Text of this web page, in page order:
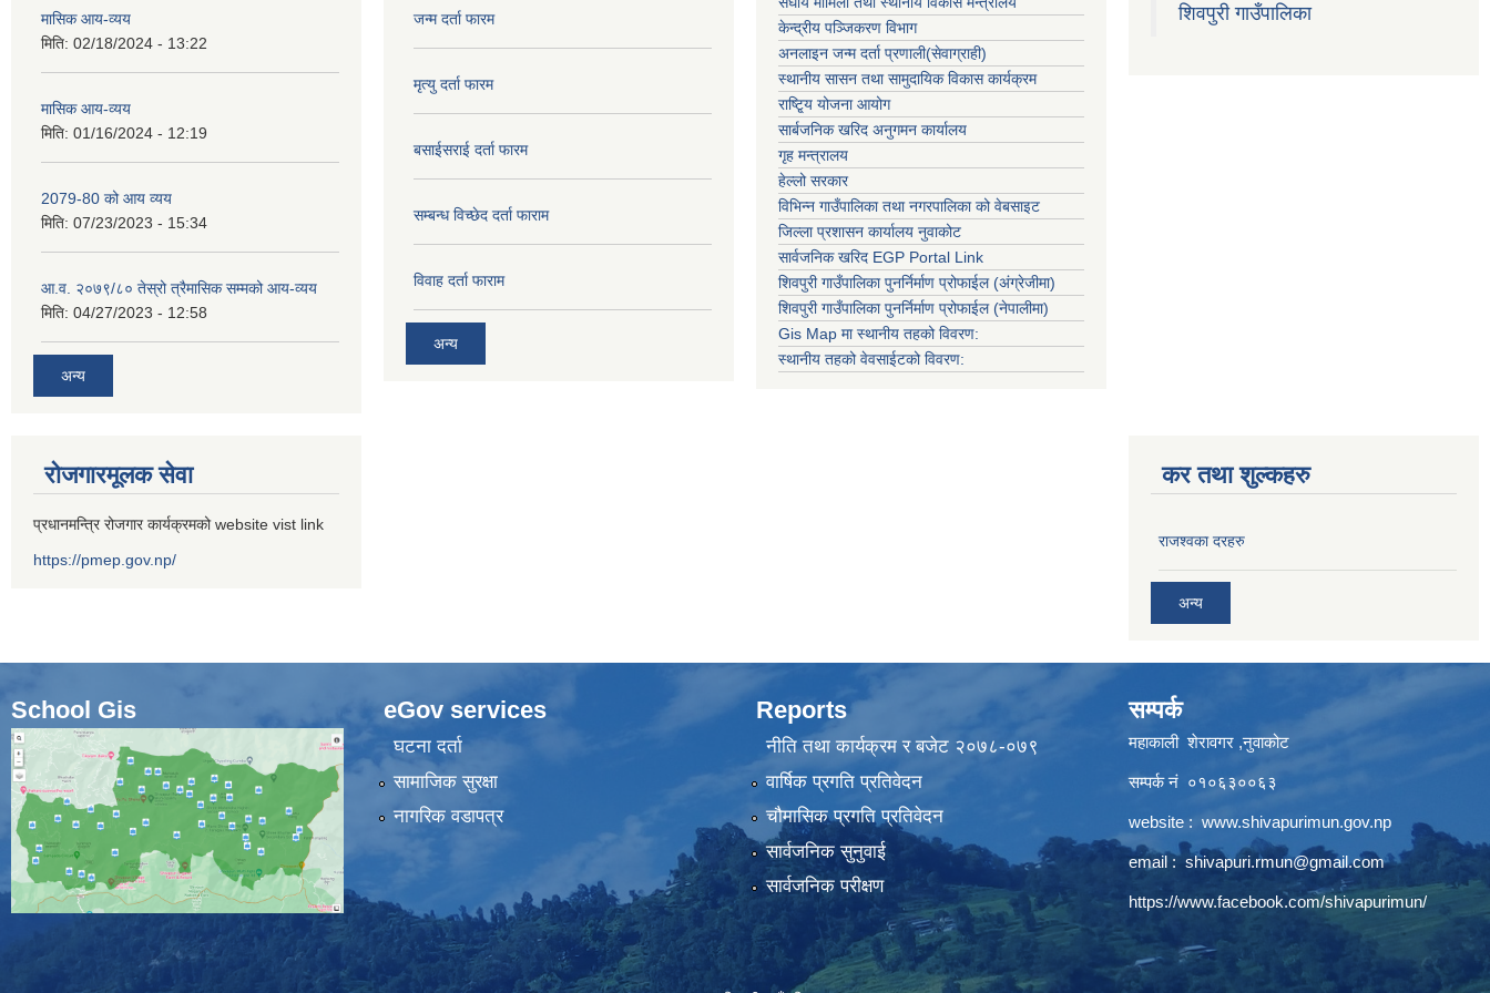
मासिक आय-व्यय
मिति: 02/18/2024 - 13:22
मासिक आय-व्यय
मिति: 01/16/2024 - 12:19
2079-80 को आय व्यय
मिति: 07/23/2023 - 15:34
आ.व. २०७९/८० तेस्रो त्रैमासिक सम्मको आय-व्यय
मिति: 04/27/2023 - 12:58
अन्य
जन्म दर्ता फारम
मृत्यु दर्ता फारम
बसाईसराई दर्ता फारम
सम्बन्ध विच्छेद दर्ता फाराम
विवाह दर्ता फाराम
अन्य
केन्द्रीय पञ्जिकरण विभाग
अनलाइन जन्म दर्ता प्रणाली(सेवाग्राही)
स्थानीय सासन तथा सामुदायिक विकास कार्यक्रम
राष्टि्ृय योजना आयोग
सार्बजनिक खरिद अनुगमन कार्यालय
गृह मन्त्रालय
हेल्लो सरकार
विभिन्न गाउँपालिका तथा नगरपालिका को वेबसाइट
जिल्ला प्रशासन कार्यालय नुवाकोट
सार्वजनिक खरिद EGP Portal Link
शिवपुरी गाउँपालिका पुनर्निर्माण प्रोफाईल (अंग्रेजीमा)
शिवपुरी गाउँपालिका पुनर्निर्माण प्रोफाईल (नेपालीमा)
Gis Map मा स्थानीय तहको विवरण:
स्थानीय तहको वेवसाईटको विवरण:
शिवपुरी गाउँपालिका
रोजगारमूलक सेवा
प्रधानमन्त्रि रोजगार कार्यक्रमको website vist link
https://pmep.gov.np/
कर तथा शुल्कहरु
राजश्वका दरहरु
अन्य
School Gis eGov services
घटना दर्ता
सामाजिक सुरक्षा
नागरिक वडापत्र
Reports
नीति तथा कार्यक्रम र बजेट २०७८-०७९
वार्षिक प्रगति प्रतिवेदन
चौमासिक प्रगति प्रतिवेदन
सार्वजनिक सुनुवाई
सार्वजनिक परीक्षण
सम्पर्क
महाकाली शेरावगर ,नुवाकोट
सम्पर्क नं ०१०६३००६३
website : www.shivapurimun.gov.np
email : shivapuri.rmun@gmail.com
https://www.facebook.com/shivapurimun/